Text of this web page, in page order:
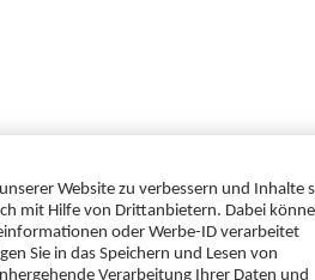
Downloads